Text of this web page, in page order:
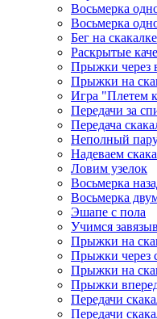
Восьмерка
Восьмерка
Бег на скакалке
Раскрытые
Прыжки через
Прыжки на
Игра "Плетем
Передачи за
Передача
Неполный
Надеваем
Ловим узелок
Восьмерка
Восьмерка
Эшапе с пола
Учимся
Прыжки на
Прыжки через
Прыжки на
Прыжки вперед
Передачи
Передачи